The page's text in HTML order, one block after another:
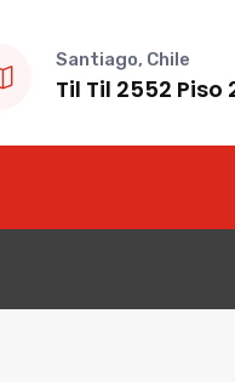
Santiago, Chile
Til Til 2552 Piso